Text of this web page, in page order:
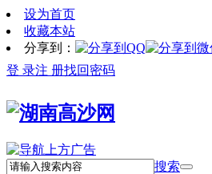
设为首页
收藏本站
分享到：
登 录注 册找回密码
搜索